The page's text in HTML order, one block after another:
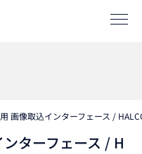
画像取込インターフェース /
ターフェース / H